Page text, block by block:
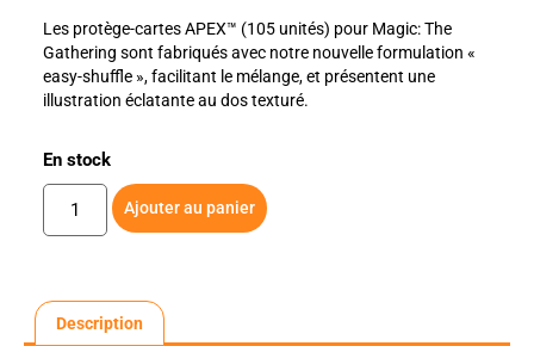
Les protège-cartes APEX™ (105 unités) pour Magic: The
Gathering sont fabriqués avec notre nouvelle formulation «
easy-shuffle », facilitant le mélange, et présentent une
illustration éclatante au dos texturé.
En stock
Ajouter au panier
Description